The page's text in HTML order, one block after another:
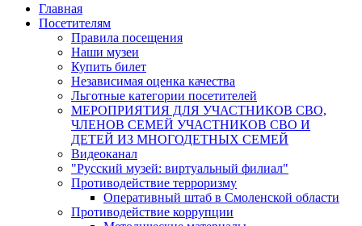
Главная
Посетителям
Правила посещения
Наши музеи
Купить билет
Независимая оценка качества
Льготные категории посетителей
МЕРОПРИЯТИЯ ДЛЯ УЧАСТНИКОВ СВО,
ЧЛЕНОВ СЕМЕЙ УЧАСТНИКОВ СВО И
ДЕТЕЙ ИЗ МНОГОДЕТНЫХ СЕМЕЙ
Видеоканал
"Русский музей: виртуальный филиал"
Противодействие терроризму
Оперативный штаб в Смоленской области
Противодействие коррупции